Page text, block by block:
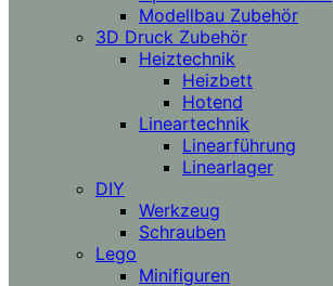
Modellbau Zubehör
3D Druck Zubehör
Heiztechnik
Heizbett
Hotend
Lineartechnik
Linearführung
Linearlager
DIY
Werkzeug
Schrauben
Lego
Minifiguren